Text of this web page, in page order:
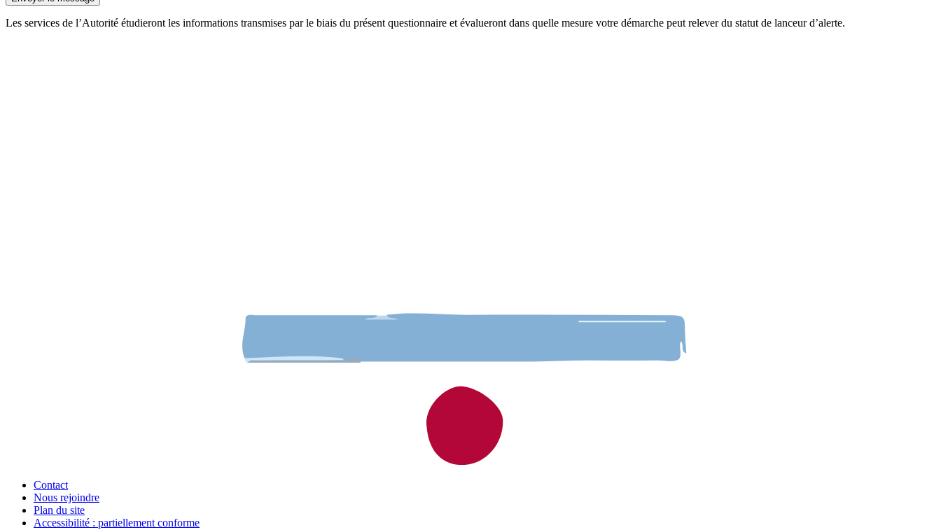
Les services de l’Autorité étudieront les informations transmises par le biais du présent questionnaire et évalueront dans quelle mesure votre démarche peut relever du statut de lanceur d’alerte.
Contact
Nous rejoindre
Plan du site
Accessibilité : partiellement conforme